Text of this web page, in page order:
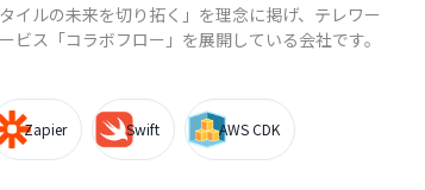
イルの未来を切り拓く」を理念に掲げ、テレワー
ス「コラボフロー」を展開している会社です。
Zapier Swift AWS CDK